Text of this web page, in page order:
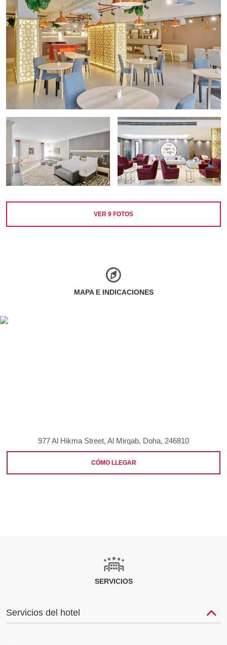
VER 9 FOTOS
MAPA E INDICACIONES
977 Al Hikma Street, Al Mirqab, Doha, 246810
CÓMO LLEGAR
SERVICIOS
Servicios del hotel